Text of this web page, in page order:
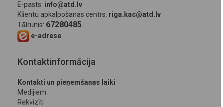
E-pasts: info@atd.lv
Klientu apkalpošanas centrs: riga.kac@atd.lv
Tālrunis: 67280485
e-adrese
Kontaktinformācija
Kontakti un pieņemšanas laiki
Medijiem
Rekvizīti